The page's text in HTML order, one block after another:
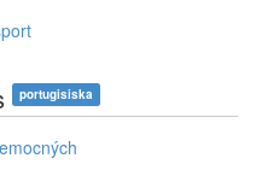
portugisiska